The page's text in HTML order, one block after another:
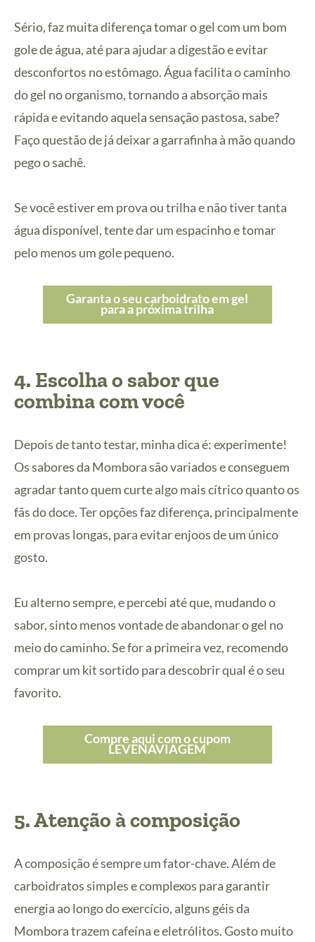
Sério, faz muita diferença tomar o gel com um bom
gole de água, até para ajudar a digestão e evitar
desconfortos no estômago. Água facilita o caminho
do gel no organismo, tornando a absorção mais
rápida e evitando aquela sensação pastosa, sabe?
Faço questão de já deixar a garrafinha à mão quando
pego o sachê.
Se você estiver em prova ou trilha e não tiver tanta
água disponível, tente dar um espacinho e tomar
pelo menos um gole pequeno.
Garanta o seu carboidrato em gel
para a próxima trilha
4. Escolha o sabor que
combina com você
Depois de tanto testar, minha dica é: experimente!
Os sabores da Mombora são variados e conseguem
agradar tanto quem curte algo mais cítrico quanto os
fãs do doce. Ter opções faz diferença, principalmente
em provas longas, para evitar enjoos de um único
gosto.
Eu alterno sempre, e percebi até que, mudando o
sabor, sinto menos vontade de abandonar o gel no
meio do caminho. Se for a primeira vez, recomendo
comprar um kit sortido para descobrir qual é o seu
favorito.
Compre aqui com o cupom
LEVENAVIAGEM
5. Atenção à composição
A composição é sempre um fator-chave. Além de
carboidratos simples e complexos para garantir
energia ao longo do exercício, alguns géis da
Mombora trazem cafeína e eletrólitos. Gosto muito